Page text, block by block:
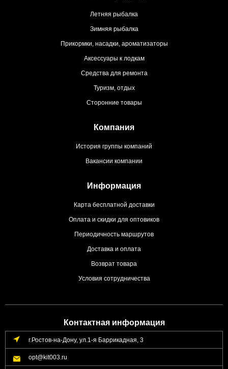
Летняя рыбалка
Зимняя рыбалка
Прикормки, насадки, ароматизаторы
Аксессуары к лодкам
Средства для ремонта
Туризм, отдых
Сторонние товары
Компания
История группы компаний
Вакансии компании
Информация
Карта бесплатной доставки
Оплата и скидки для оптовиков
Периодичность маршрутов
Доставка и оплата
Возврат товара
Условия сотрудничества
Контактная информация
г.Ростов-на-Дону, ул.1-я Баррикадная, 3
opt@kit003.ru